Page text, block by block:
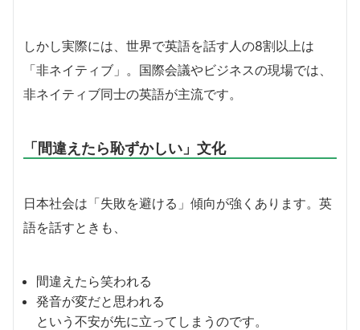
しかし実際には、世界で英語を話す人の8割以上は
「非ネイティブ」。国際会議やビジネスの現場では、
非ネイティブ同士の英語が主流です。
「間違えたら恥ずかしい」文化
日本社会は「失敗を避ける」傾向が強くあります。英
語を話すときも、
間違えたら笑われる
発音が変だと思われる
という不安が先に立ってしまうのです。